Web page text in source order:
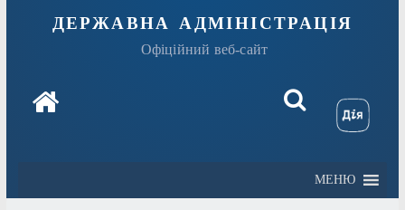
державна адміністрація
Офіційний веб-сайт
МЕНЮ